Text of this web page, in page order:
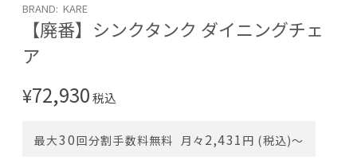
BRAND: KARE
【廃番】シンクタンク ダイニングチェ
ア
¥72,930税込
最大30回分割手数料無料 月々 2,431 円 (税込)〜